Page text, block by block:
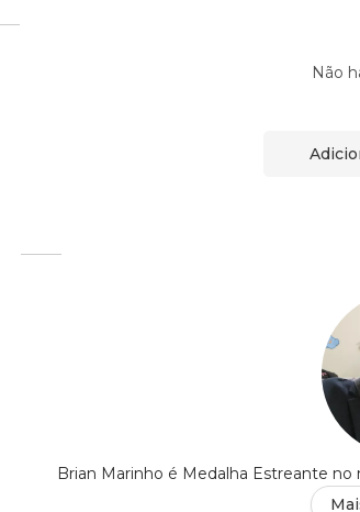
Não
Brian Marinho é Medalha Estreante